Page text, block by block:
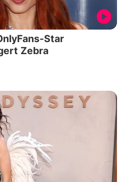
Star
Zebra